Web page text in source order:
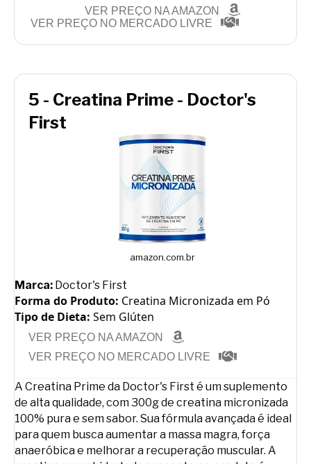
VER PREÇO NA AMAZON
VER PREÇO NO MERCADO LIVRE
5 - Creatina Prime - Doctor's
First
amazon.com.br
Marca: Doctor's First
Forma do Produto: Creatina Micronizada em Pó
Tipo de Dieta: Sem Glúten
VER PREÇO NA AMAZON
VER PREÇO NO MERCADO LIVRE
A Creatina Prime da Doctor's First é um suplemento
de alta qualidade, com 300g de creatina micronizada
100% pura e sem sabor. Sua fórmula avançada é ideal
para quem busca aumentar a massa magra, força
anaeróbica e melhorar a recuperação muscular. A